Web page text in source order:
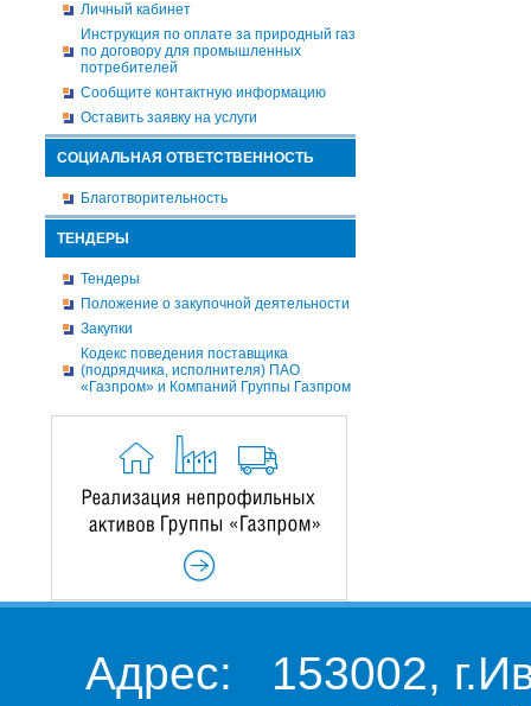
Личный кабинет
Инструкция по оплате за природный газ
по договору для промышленных
потребителей
Сообщите контактную информацию
Оставить заявку на услуги
СОЦИАЛЬНАЯ ОТВЕТСТВЕННОСТЬ
Благотворительность
ТЕНДЕРЫ
Тендеры
Положение о закупочной деятельности
Закупки
Кодекс поведения поставщика
(подрядчика, исполнителя) ПАО
«Газпром» и Компаний Группы Газпром
Адрес: 153002,